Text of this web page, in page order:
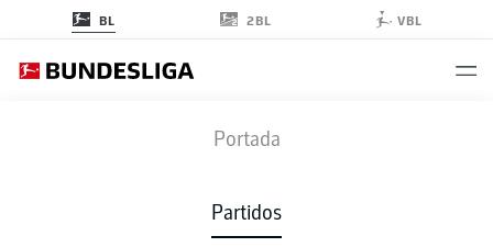
BL 2BL VBL
Portada
Partidos
M05 - B04
0 1